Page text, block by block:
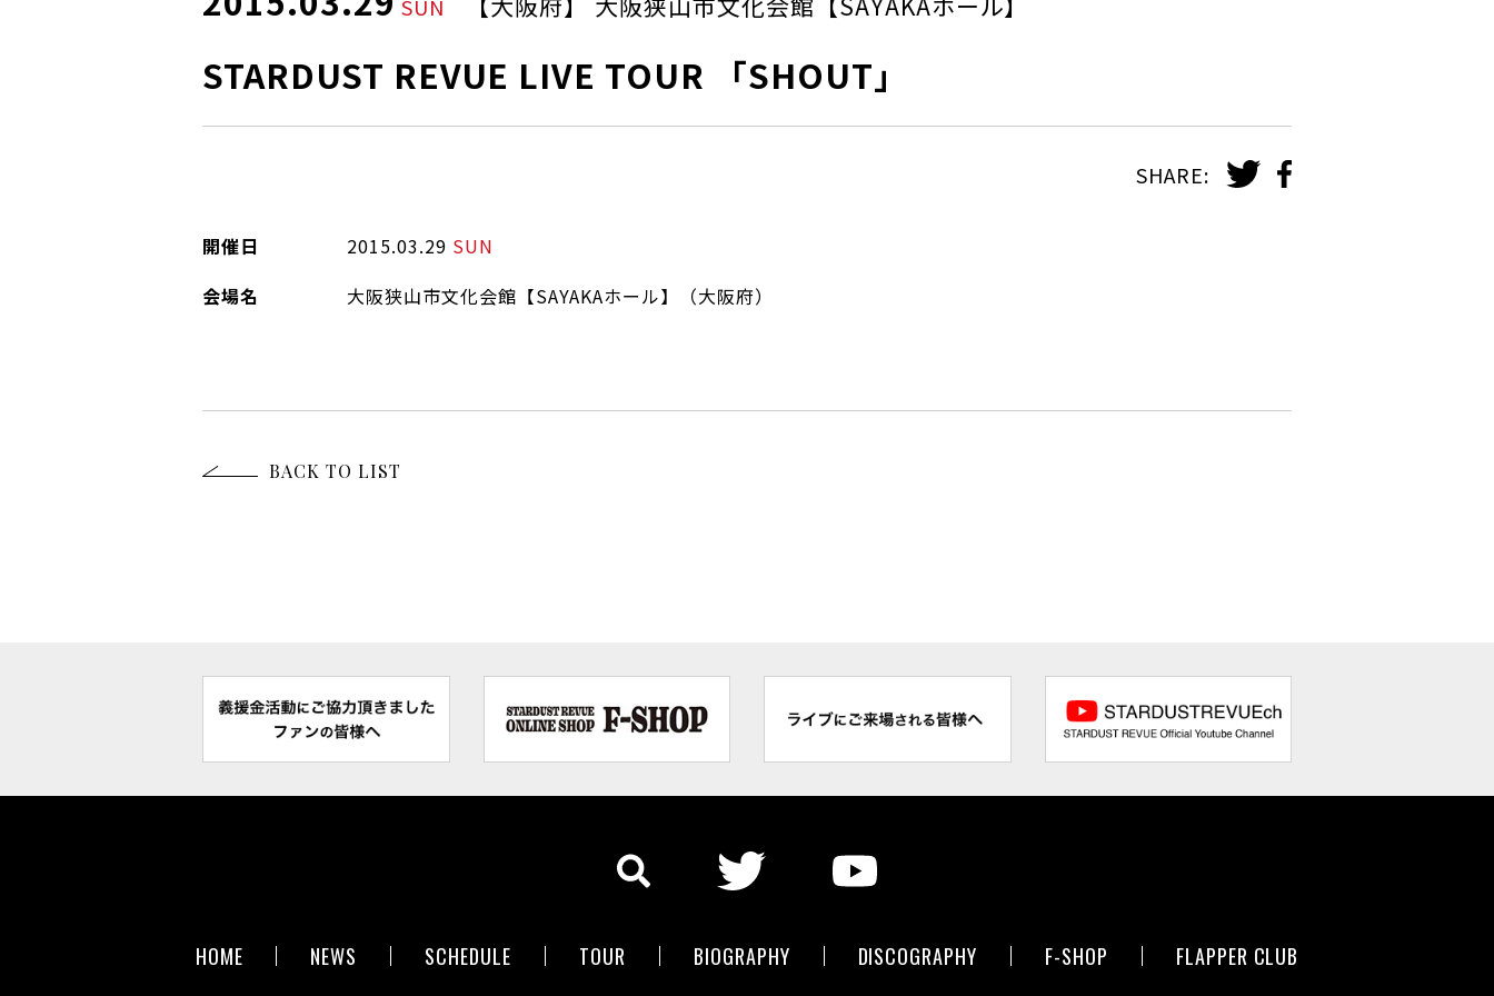
SUN
STARDUST REVUE LIVE TOUR 「SHOUT」
SHARE:
開催日 2015.03.29 SUN
会場名
大阪狭山市文化会館【SAYAKAホール】（大阪府）
BACK TO LIST
HOME NEWS SCHEDULE TOUR BIOGRAPHY DISCOGRAPHY F-SHOP FLAPPER CLUB